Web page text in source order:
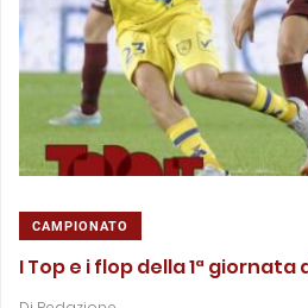
CAMPIONATO
I Top e i flop della 1ª